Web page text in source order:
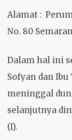
Alamat :
No. 80
Dalam hal ini
Sofyan dan
meninggal
selanjutnya
(I).